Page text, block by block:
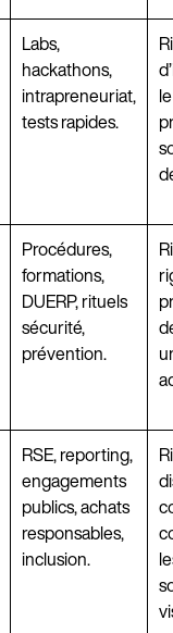
Labs,
hackathons,
intrapreneuriat,
tests rapides.
Procédures,
formations,
DUERP, rituels
sécurité,
prévention.
RSE, reporting,
engagements
publics, achats
responsables,
inclusion.